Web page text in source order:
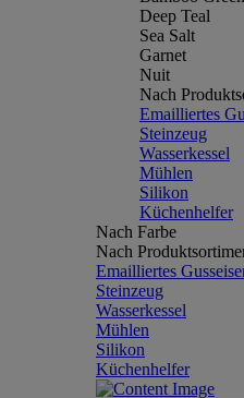
Deep Teal
Sea Salt
Garnet
Nuit
Nach
Emailliertes
Steinzeug
Wasserkessel
Mühlen
Silikon
Küchenhelfer
Nach Farbe
Nach
Emailliertes
Steinzeug
Wasserkessel
Mühlen
Silikon
Küchenhelfer